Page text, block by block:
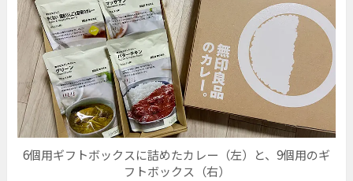
6個用ギフトボックスに詰めたカレー（左）と、9個用のギ
フトボックス（右）